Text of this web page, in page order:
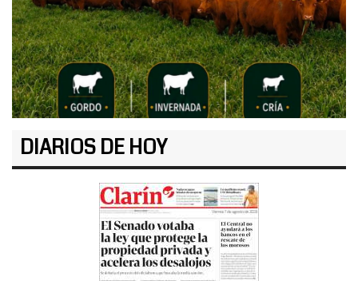
DIARIOS DE HOY